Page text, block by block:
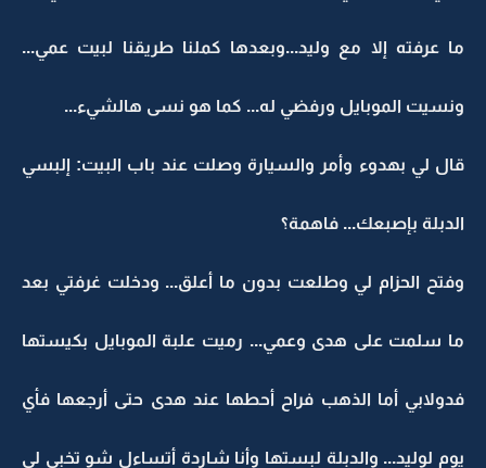
ما عرفته إلا مع وليد...وبعدها كملنا طريقنا لبيت عمي...
ونسيت الموبايل ورفضي له... كما هو نسى هالشيء...
قال لي بهدوء وأمر والسيارة وصلت عند باب البيت: إلبسي
الدبلة بإصبعك... فاهمة؟
وفتح الحزام لي وطلعت بدون ما أعلق... ودخلت غرفتي بعد
ما سلمت على هدى وعمي... رميت علبة الموبايل بكيستها
فدولابي أما الذهب فراح أحطها عند هدى حتى أرجعها فأي
يوم لوليد... والدبلة لبستها وأنا شاردة أتساءل شو تخبي لي